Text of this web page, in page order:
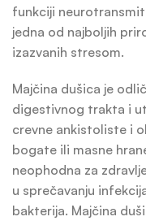
funkciji
jedna od najboljih
izazvanih stresom.
Majčina dušica je
digestivnog trakta i
crevne ankistoliste i
bogate ili masne
neophodna za
u sprečavanju
bakterija. Majčina